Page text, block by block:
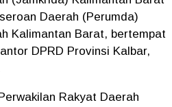
Daerah (Perumda)
Kalimantan Barat, bertempat
DPRD Provinsi Kalbar,
Rakyat Daerah